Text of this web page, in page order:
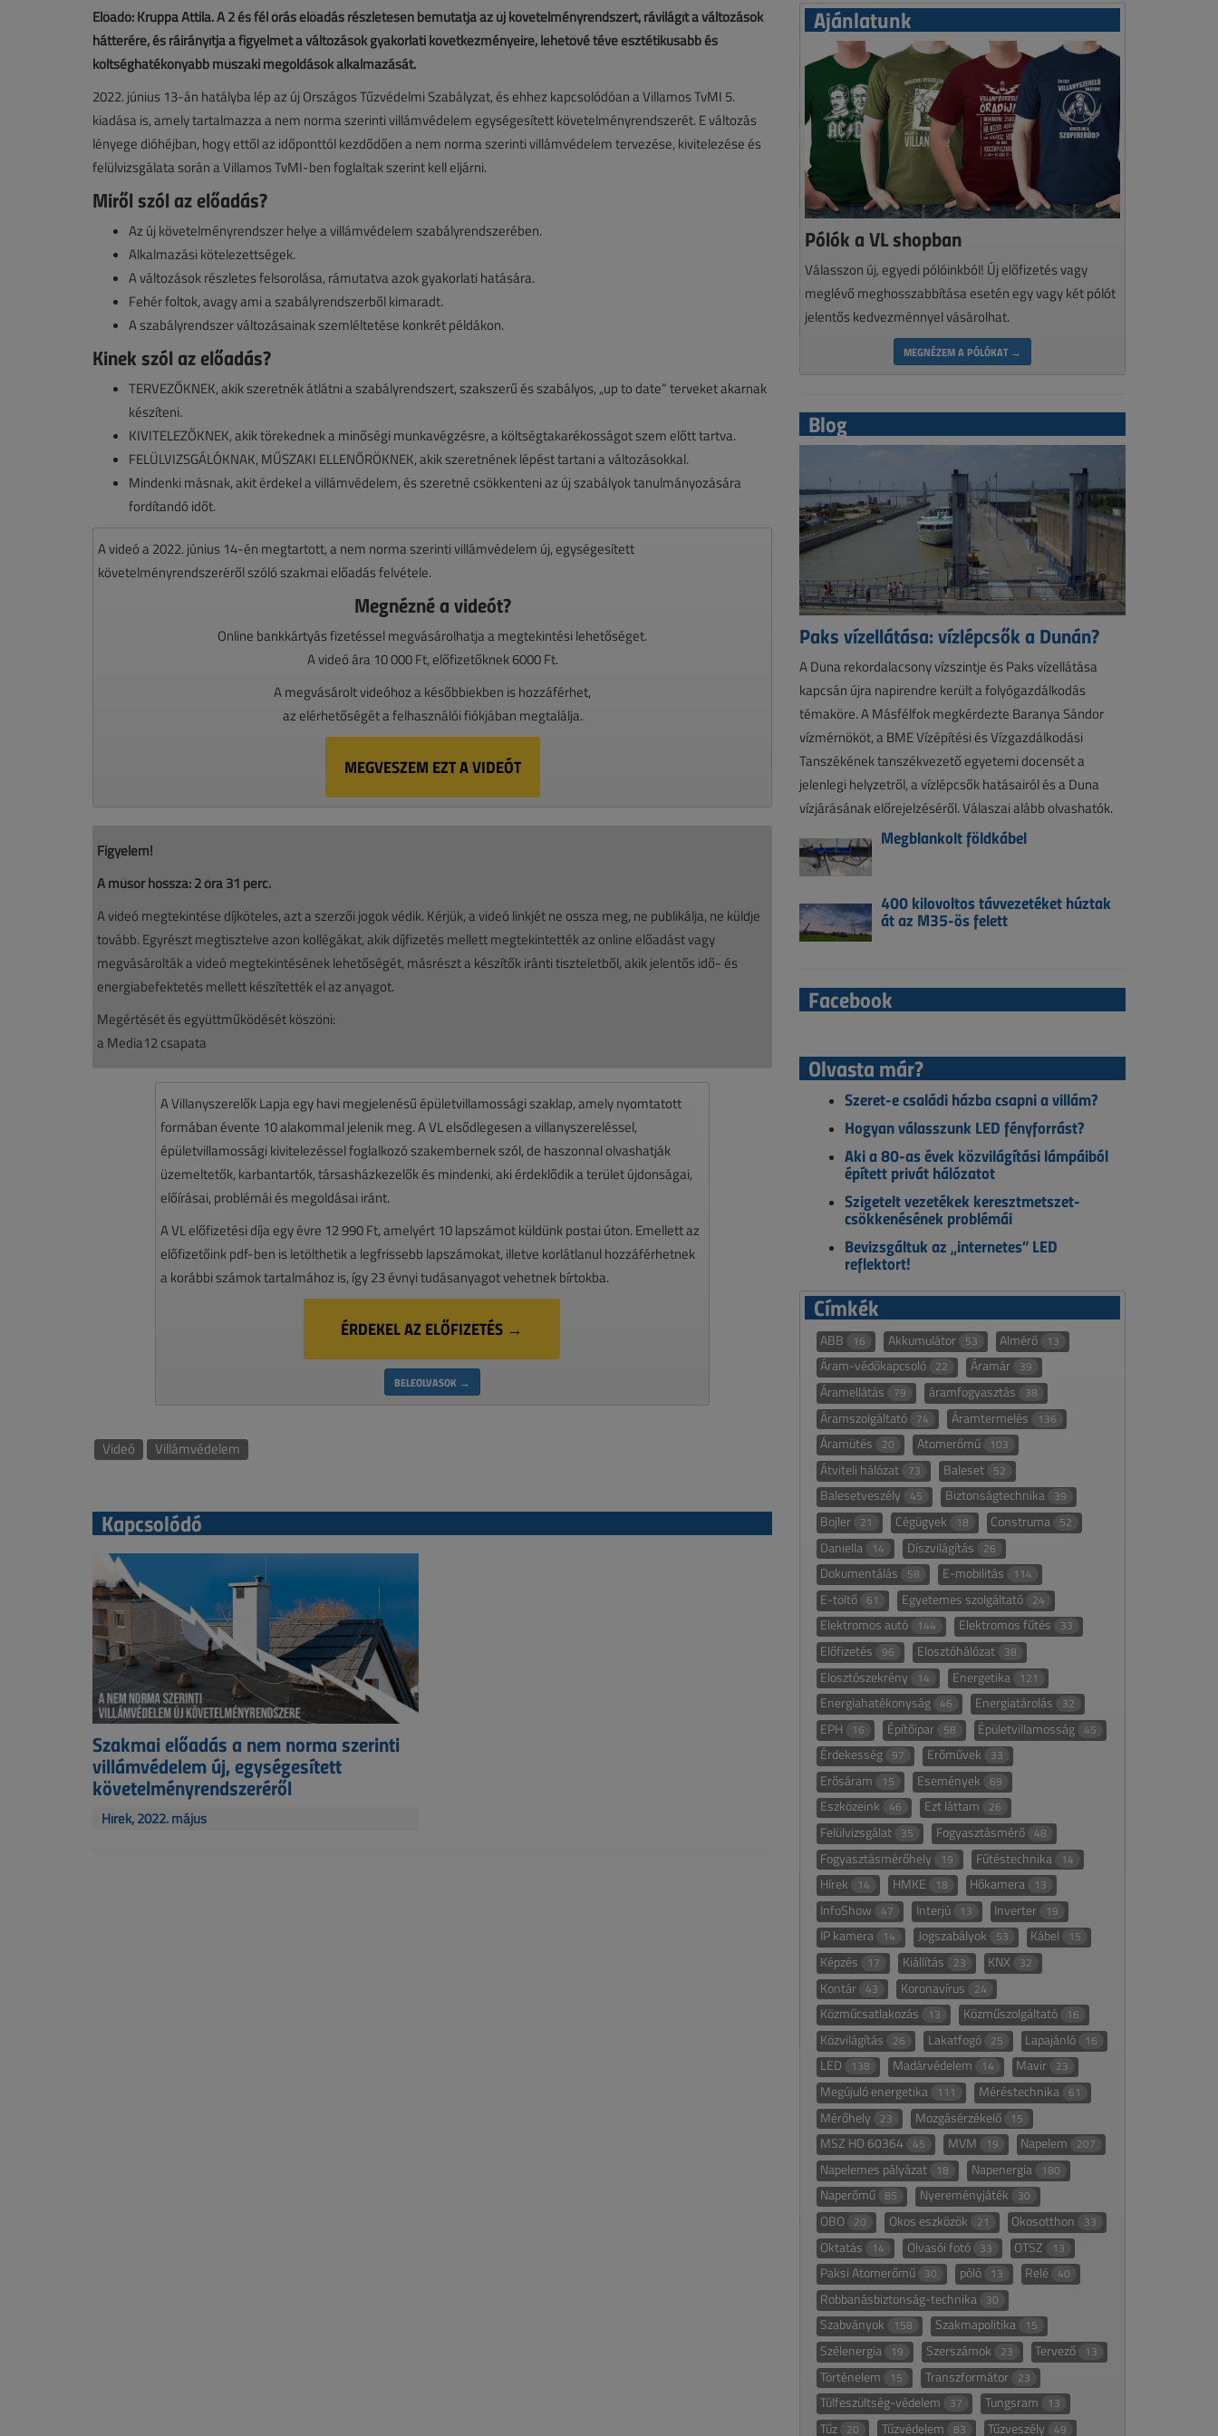
Előadó: Kruppa Attila. A 2 és fél órás előadás részletesen bemutatja az új követelményrendszert, rávilágít a változások
hátterére, és ráirányítja a figyelmet a változások gyakorlati következményeire, lehetővé téve esztétikusabb és
költséghatékonyabb műszaki megoldások alkalmazását.
2022. június 13-án hatályba lép az új Országos Tűzvédelmi Szabályzat, és ehhez kapcsolódóan a Villamos TvMI 5.
kiadása is, amely tartalmazza a nem norma szerinti villámvédelem egységesített követelményrendszerét. E változás
lényege dióhéjban, hogy ettől az időponttól kezdődően a nem norma szerinti villámvédelem tervezése, kivitelezése és
felülvizsgálata során a Villamos TvMI-ben foglaltak szerint kell eljárni.
Miről szól az előadás?
Az új követelményrendszer helye a villámvédelem szabályrendszerében.
Alkalmazási kötelezettségek.
A változások részletes felsorolása, rámutatva azok gyakorlati hatására.
Fehér foltok, avagy ami a szabályrendszerből kimaradt.
A szabályrendszer változásainak szemléltetése konkrét példákon.
Kinek szól az előadás?
TERVEZŐKNEK, akik szeretnék átlátni a szabályrendszert, szakszerű és szabályos, „up to date” terveket akarnak
készíteni.
KIVITELEZŐKNEK, akik törekednek a minőségi munkavégzésre, a költségtakarékosságot szem előtt tartva.
FELÜLVIZSGÁLÓKNAK, MŰSZAKI ELLENŐRÖKNEK, akik szeretnének lépést tartani a változásokkal.
Mindenki másnak, akit érdekel a villámvédelem, és szeretné csökkenteni az új szabályok tanulmányozására
fordítandó időt.
A videó a 2022. június 14-én megtartott, a nem norma szerinti villámvédelem új, egységesített
követelményrendszeréről szóló szakmai előadás felvétele.
Megnézné a videót?
Online bankkártyás fizetéssel megvásárolhatja a megtekintési lehetőséget.
A videó ára 10 000 Ft, előfizetőknek 6000 Ft.
A megvásárolt videóhoz a későbbiekben is hozzáférhet,
az elérhetőségét a felhasználói fiókjában megtalálja.
MEGVESZEM EZT A VIDEÓT
Figyelem!
A műsor hossza: 2 óra 31 perc.
A videó megtekintése díjköteles, azt a szerzői jogok védik. Kérjük, a videó linkjét ne ossza meg, ne publikálja, ne küldje
tovább. Egyrészt megtisztelve azon kollégákat, akik díjfizetés mellett megtekintették az online előadást vagy
megvásárolták a videó megtekintésének lehetőségét, másrészt a készítők iránti tiszteletből, akik jelentős idő- és
energiabefektetés mellett készítették el az anyagot.
Megértését és együttműködését köszöni:
a Media12 csapata
A Villanyszerelők Lapja egy havi megjelenésű épületvillamossági szaklap, amely nyomtatott
formában évente 10 alakommal jelenik meg. A VL elsődlegesen a villanyszereléssel,
épületvillamossági kivitelezéssel foglalkozó szakembernek szól, de haszonnal olvashatják
üzemeltetők, karbantartók, társasházkezelők és mindenki, aki érdeklődik a terület újdonságai,
előírásai, problémái és megoldásai iránt.
A VL előfizetési díja egy évre 12 990 Ft, amelyért 10 lapszámot küldünk postai úton. Emellett az
előfizetőink pdf-ben is letölthetik a legfrissebb lapszámokat, illetve korlátlanul hozzáférhetnek
a korábbi számok tartalmához is, így 23 évnyi tudásanyagot vehetnek bírtokba.
ÉRDEKEL AZ ELŐFIZETÉS →
BELEOLVASOK →
Videó Villámvédelem
Kapcsolódó
Szakmai előadás a nem norma szerinti
villámvédelem új, egységesített
követelményrendszeréről
Hírek, 2022. május
Ajánlatunk
Pólók a VL shopban
Válasszon új, egyedi pólóinkból! Új előfizetés vagy
meglévő meghosszabbítása esetén egy vagy két pólót
jelentős kedvezménnyel vásárolhat.
MEGNÉZEM A PÓLÓKAT →
Blog
Paks vízellátása: vízlépcsők a Dunán?
A Duna rekordalacsony vízszintje és Paks vízellátása
kapcsán újra napirendre került a folyógazdálkodás
témaköre. A Másfélfok megkérdezte Baranya Sándor
vízmérnököt, a BME Vízépítési és Vízgazdálkodási
Tanszékének tanszékvezető egyetemi docensét a
jelenlegi helyzetről, a vízlépcsők hatásairól és a Duna
vízjárásának előrejelzéséről. Válaszai alább olvashatók.
Megblankolt földkábel
400 kilovoltos távvezetéket húztak
át az M35-ös felett
Facebook
Olvasta már?
Szeret-e családi házba csapni a villám?
Hogyan válasszunk LED fényforrást?
Aki a 80-as évek közvilágítási lámpáiból
épített privát hálózatot
Szigetelt vezetékek keresztmetszet-
csökkenésének problémái
Bevizsgáltuk az „internetes” LED
reflektort!
Címkék
ABB 16 Akkumulátor 53 Almérő 13
Áram-védőkapcsoló 22 Áramár 39
Áramellátás 79 áramfogyasztás 38
Áramszolgáltató 74 Áramtermelés 136
Áramütés 20 Atomerőmű 103
Átviteli hálózat 73 Baleset 52
Balesetveszély 45 Biztonságtechnika 39
Bojler 21 Cégügyek 18 Construma 52
Daniella 14 Díszvilágítás 26
Dokumentálás 58 E-mobilitás 114
E-töltő 61 Egyetemes szolgáltató 24
Elektromos autó 144 Elektromos fűtés 33
Előfizetés 96 Elosztóhálózat 38
Elosztószekrény 14 Energetika 121
Energiahatékonyság 46 Energiatárolás 32
EPH 16 Építőipar 58 Épületvillamosság 45
Érdekesség 97 Erőművek 33
Erősáram 15 Események 69
Eszközeink 46 Ezt láttam 26
Felülvizsgálat 35 Fogyasztásmérő 48
Fogyasztásmérőhely 19 Fűtéstechnika 14
Hírek 14 HMKE 18 Hőkamera 13
InfoShow 47 Interjú 13 Inverter 19
IP kamera 14 Jogszabályok 53 Kábel 15
Képzés 17 Kiállítás 23 KNX 32
Kontár 43 Koronavírus 24
Közműcsatlakozás 13 Közműszolgáltató 16
Közvilágítás 26 Lakatfogó 25 Lapajánló 16
LED 138 Madárvédelem 14 Mavir 23
Megújuló energetika 111 Méréstechnika 61
Mérőhely 23 Mozgásérzékelő 15
MSZ HD 60364 45 MVM 19 Napelem 207
Napelemes pályázat 18 Napenergia 180
Naperőmű 85 Nyereményjáték 30
OBO 20 Okos eszközök 21 Okosotthon 33
Oktatás 14 Olvasói fotó 33 OTSZ 13
Paksi Atomerőmű 30 póló 13 Relé 40
Robbanásbiztonság-technika 30
Szabványok 158 Szakmapolitika 15
Szélenergia 19 Szerszámok 23 Tervező 13
Történelem 15 Transzformátor 23
Túlfeszültség-védelem 37 Tungsram 13
Tűz 20 Tűzvédelem 83 Tűzveszély 49